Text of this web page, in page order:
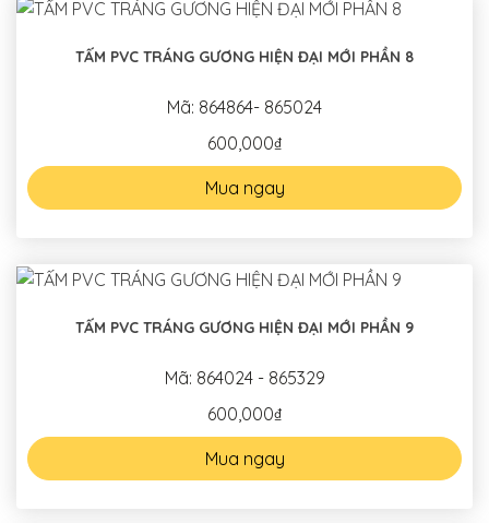
TẤM PVC TRÁNG GƯƠNG HIỆN ĐẠI MỚI PHẦN 8
Mã: 864864- 865024
600,000₫
Mua ngay
TẤM PVC TRÁNG GƯƠNG HIỆN ĐẠI MỚI PHẦN 9
Mã: 864024 - 865329
600,000₫
Mua ngay